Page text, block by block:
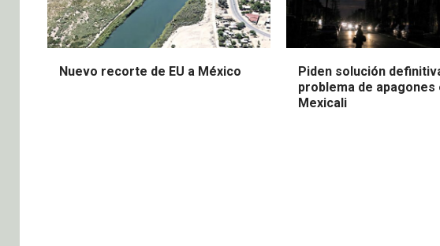
Nuevo recorte de EU a México
Piden solución
problema de apagones
Mexicali